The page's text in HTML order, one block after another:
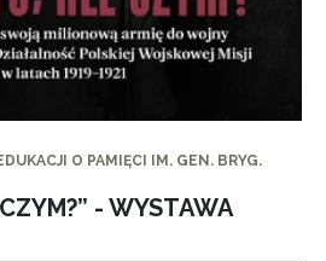
O PAMIĘCI IM. GEN. BRYG.
- WYSTAWA